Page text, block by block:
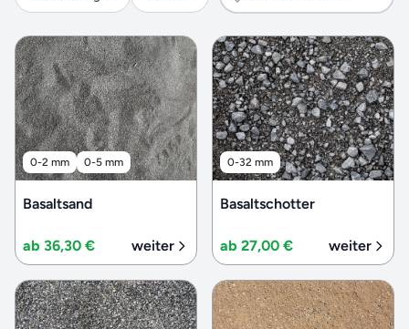
0-2 mm 0-5 mm
Basaltsand
ab 36,30 € weiter
0-32 mm
Basaltschotter
ab 27,00 € weiter